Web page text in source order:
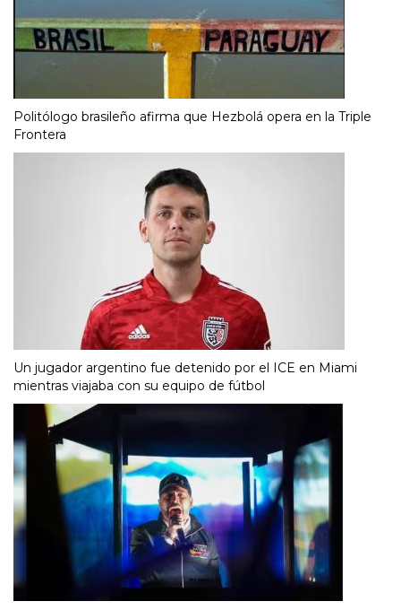
Politólogo brasileño afirma que Hezbolá opera en la Triple
Frontera
Un jugador argentino fue detenido por el ICE en Miami
mientras viajaba con su equipo de fútbol